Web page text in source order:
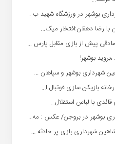
بوشهر در ورزشگاه شهید ب...
با رضا دهقان:افتخار میک...
پیش از بازی مقابل پارس ...
بوشهر!...
شهردارى بوشهر و سپاهان ...
بازیکن سازی فوتبال ا...
با لباس استقلال...
بوشهر در بروجن/ عکس : مه...
شهرداری بازی پر حادثه ...